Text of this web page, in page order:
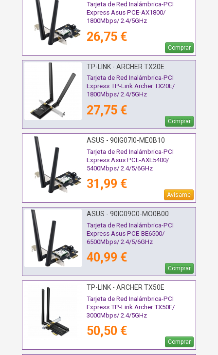
Tarjeta de Red Inalámbrica-PCI
Express Asus PCE-AX1800/
1800Mbps/ 2.4/5GHz
26,75 €
Comprar
TP-LINK - ARCHER TX20E
Tarjeta de Red Inalámbrica-PCI
Express TP-Link Archer TX20E/
1800Mbps/ 2.4/5GHz
27,75 €
Comprar
ASUS - 90IG07I0-ME0B10
Tarjeta de Red Inalámbrica-PCI
Express Asus PCE-AXE5400/
5400Mbps/ 2.4/5/6GHz
31,99 €
Avísame
ASUS - 90IG09G0-MO0B00
Tarjeta de Red Inalámbrica-PCI
Express Asus PCE-BE6500/
6500Mbps/ 2.4/5/6GHz
40,99 €
Comprar
TP-LINK - ARCHER TX50E
Tarjeta de Red Inalámbrica-PCI
Express TP-Link Archer TX50E/
3000Mbps/ 2.4/5GHz
50,50 €
Comprar